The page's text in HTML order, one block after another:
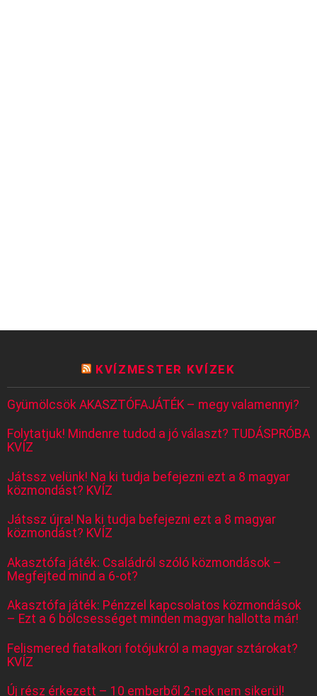
KVÍZMESTER KVÍZEK
Gyümölcsök AKASZTÓFAJÁTÉK – megy valamennyi?
Folytatjuk! Mindenre tudod a jó választ? TUDÁSPRÓBA
KVÍZ
Játssz velünk! Na ki tudja befejezni ezt a 8 magyar
közmondást? KVÍZ
Játssz újra! Na ki tudja befejezni ezt a 8 magyar
közmondást? KVÍZ
Akasztófa játék: Családról szóló közmondások –
Megfejted mind a 6-ot?
Akasztófa játék: Pénzzel kapcsolatos közmondások
– Ezt a 6 bölcsességet minden magyar hallotta már!
Felismered fiatalkori fotójukról a magyar sztárokat?
KVÍZ
Új rész érkezett – 10 emberből 2-nek nem sikerül!